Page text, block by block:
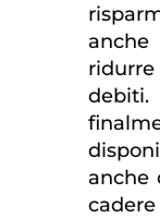
ridurre
anche